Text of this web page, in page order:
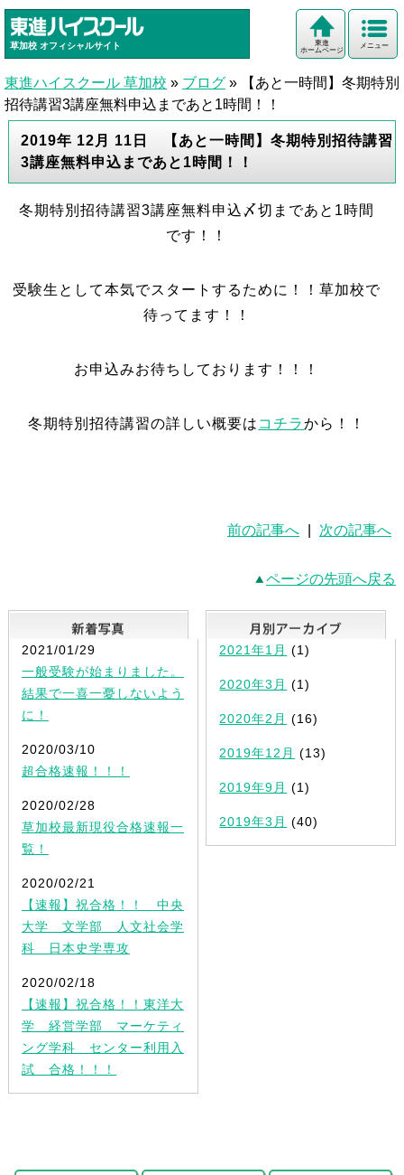
草加校 オフィシャルサイト メニュー
東進
ホームページ
東進ハイスクール 草加校 » ブログ »
【あと一時間】冬期特別
招待講習3講座無料申込まであと1時間！！
2019年 12月 11日 【あと一時間】冬期特別招待講習
3講座無料申込まであと1時間！！
冬期特別招待講習3講座無料申込〆切まであと1時間
です！！
受験生として本気でスタートするために！！草加校で
待ってます！！
お申込みお待ちしております！！！
冬期特別招待講習の詳しい概要は コチラから！！
前の記事へ 次の記事へ
ページの先頭へ戻る
新着写真
2021/01/29
一般受験が始まりました。
結果で一喜一憂しないよう
に！
2020/03/10
超合格速報！！！
2020/02/28
草加校最新現役合格速報一
覧！
2020/02/21
【速報】祝合格！！ 中央
大学 文学部 人文社会学
科 日本史学専攻
2020/02/18
【速報】祝合格！！東洋大
学 経営学部 マーケティ
ング学科 センター利用入
試 合格！！！
2021年1月 (1)
2020年3月 (1)
2020年2月 (16)
2019年12月 (13)
2019年9月 (1)
2019年3月 (40)